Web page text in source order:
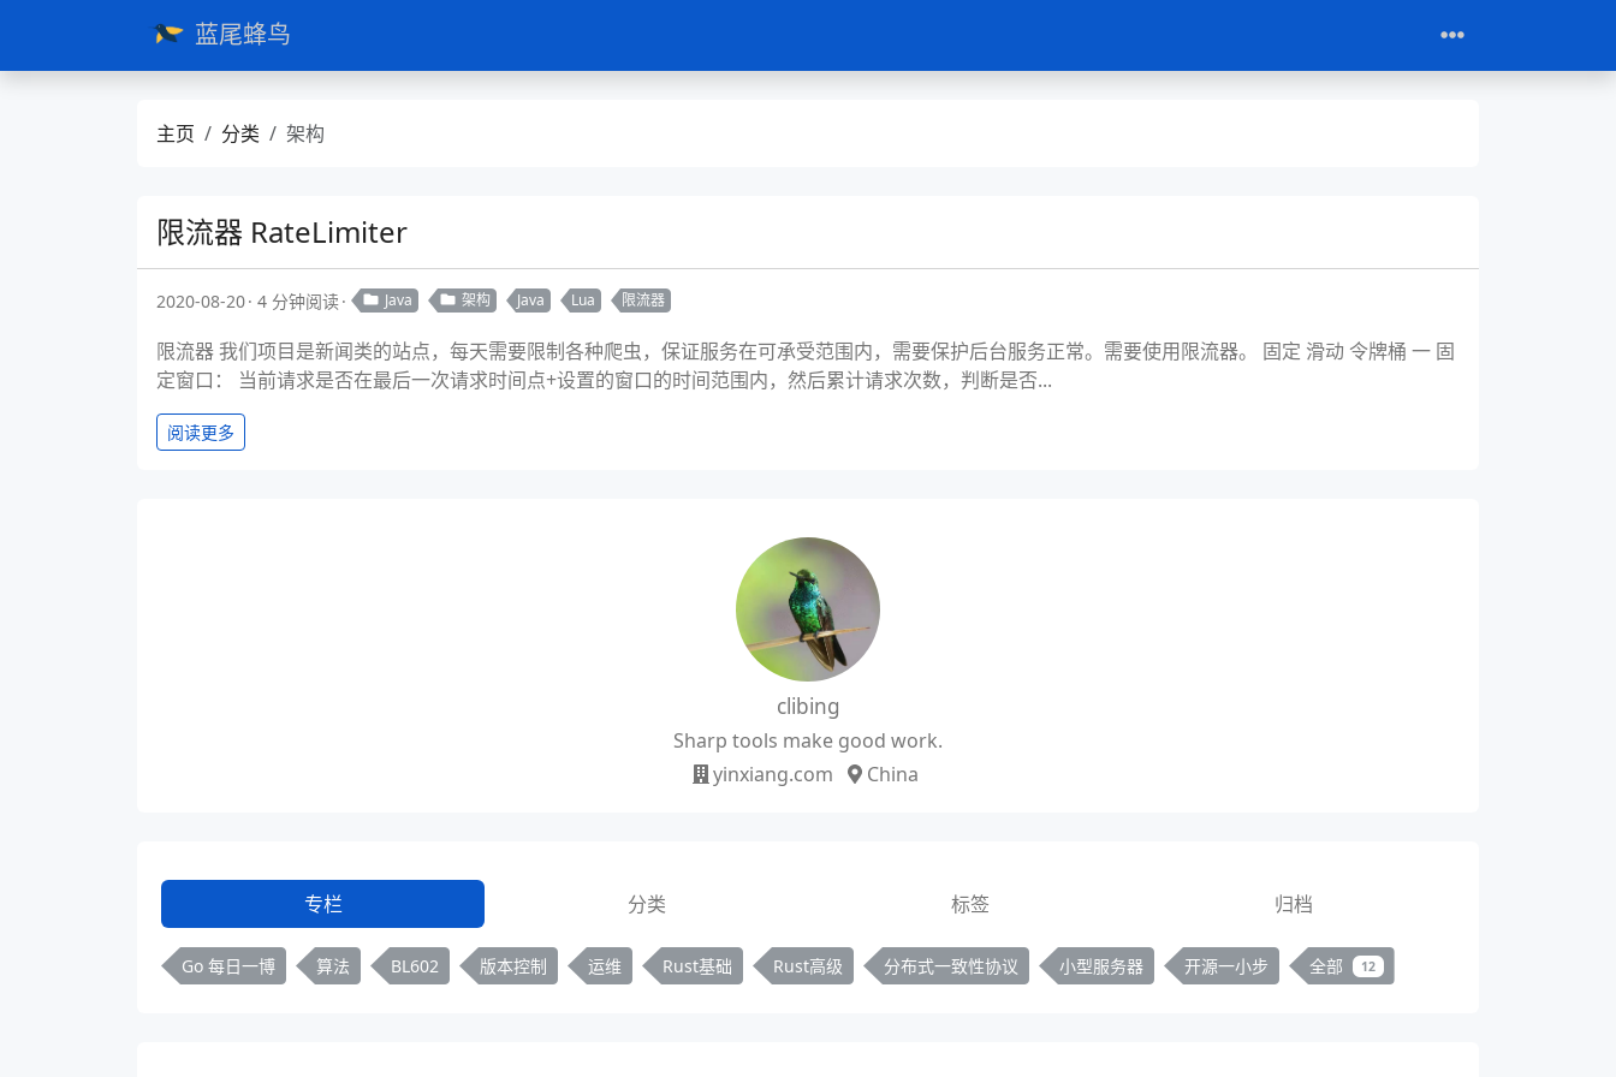
蓝尾蜂鸟
主页 分类 架构
限流器 RateLimiter
2020-08-20 4 分钟阅读 Java 架构 Java Lua 限流器
限流器 我们项目是新闻类的站点，每天需要限制各种爬虫，保证服务在可承受范围内，需要保护后台服务正常。需要使用限流器。 固定 滑动 令牌桶 一 固
定窗口： 当前请求是否在最后一次请求时间点+设置的窗口的时间范围内，然后累计请求次数，判断是否...
阅读更多
clibing
Sharp tools make good work.
yinxiang.com
China
专栏 分类 标签 归档
Go 每日一博 算法 BL602 版本控制 运维 Rust基础 Rust高级 分布式一致性协议 小型服务器 开源一小步 全部 12